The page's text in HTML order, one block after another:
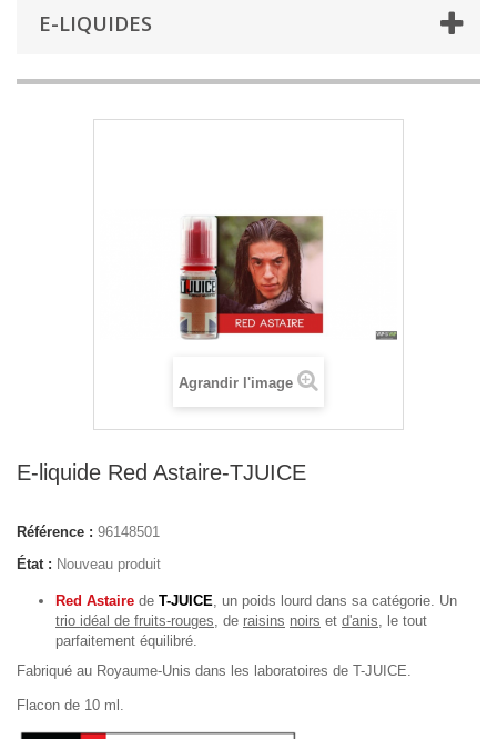
E-LIQUIDES
Agrandir l'image
E-liquide Red Astaire-TJUICE
Référence : 96148501
État : Nouveau produit
Red Astaire de T-JUICE, un poids lourd dans sa catégorie. Un
trio idéal de fruits-rouges, de raisins noirs et d'anis, le tout
parfaitement équilibré.
Fabriqué au Royaume-Unis dans les laboratoires de T-JUICE.
Flacon de 10 ml.